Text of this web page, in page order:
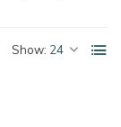
Show: